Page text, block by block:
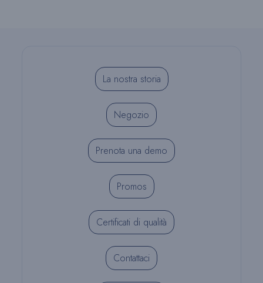
La nostra storia
Negozio
Prenota una demo
Promos
Certificati di qualità
Contattaci